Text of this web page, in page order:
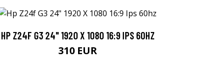
HP Z24F G3 24" 1920 X 1080 16:9 IPS 60HZ
310 EUR